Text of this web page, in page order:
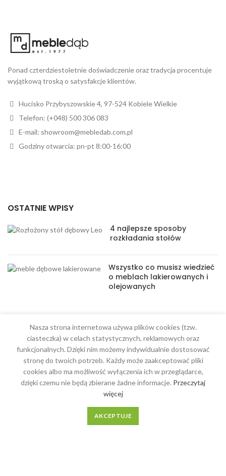
Ponad czterdziestoletnie doświadczenie oraz tradycja procentuje
wyjątkową troską o satysfakcje klientów.
Hucisko Przybyszowskie 4, 97-524 Kobiele Wielkie
Telefon: (+048) 500 306 083
E-mail: showroom@mebledab.com.pl
Godziny otwarcia: pn-pt 8:00-16:00
OSTATNIE WPISY
4 najlepsze sposoby
rozkładania stołów
Wszystko co musisz wiedzieć
o meblach lakierowanych i
olejowanych
MENU
Meble na wymiar
O Nas
Nasza strona internetowa używa plików cookies (tzw.
ciasteczka) w celach statystycznych, reklamowych oraz
funkcjonalnych. Dzięki nim możemy indywidualnie dostosować
stronę do twoich potrzeb. Każdy może zaakceptować pliki
cookies albo ma możliwość wyłączenia ich w przeglądarce,
dzięki czemu nie będą zbierane żadne informacje. Przeczytaj
więcej
AKCEPTUJE